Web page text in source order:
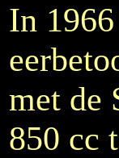
In
met de
850 cc